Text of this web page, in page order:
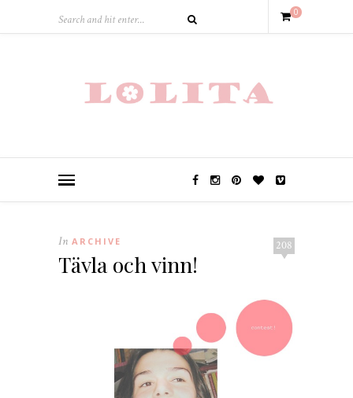
0
208
In ARCHIVE
Tävla och vinn!